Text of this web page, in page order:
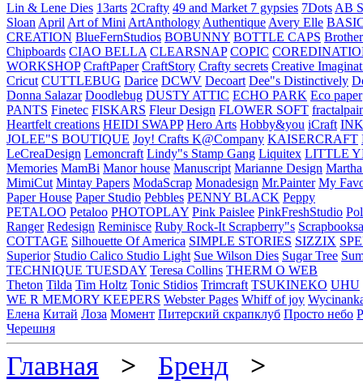
Lin & Lene Dies 13arts 2Crafty 49 and Market 7 gypsies 7Dots AB
Sloan April Art of Mini ArtAnthology Authentique Avery Elle
CREATION BlueFernStudios BOBUNNY BOTTLE CAPS Brother
Chipboards CIAO BELLA CLEARSNAP COPIC
WORKSHOP CraftPaper CraftStory Crafty secrets Creative
Cricut CUTTLEBUG Darice DCWV Decoart Dee"s Distinctively
Donna Salazar Doodlebug DUSTY ATTIC ECHO PARK Eco paper
PANTS Finetec FISKARS Fleur Design FLOWER SOFT
Heartfelt creations HEIDI SWAPP Hero Arts Hobby&you iCraft
JOLEE"S BOUTIQUE Joy! Crafts K@Company KAISERCRAFT
LeCreaDesign Lemoncraft Lindy"s Stamp Gang Liquitex LITTLE
Memories MamBi Manor house Manuscript Marianne Design
MimiCut Mintay Papers ModaScrap Monadesign Mr.Painter My
Paper House Paper Studio Pebbles PENNY BLACK Peppy
PETALOO Petaloo PHOTOPLAY Pink Paislee PinkFreshStudio
Ranger Redesign Reminisce Ruby Rock-It Scrapberry"s
COTTAGE Silhouette Of America SIMPLE STORIES SIZZIX
Superior Studio Calico Studio Light Sue Wilson Dies Sugar Tree
TECHNIQUE TUESDAY Teresa Collins THERM O WEB
Theton Tilda Tim Holtz Tonic Stidios Trimcraft TSUKINEKO UHU
WE R MEMORY KEEPERS Webster Pages Whiff of joy
Елена Китай Лоза Момент Питерский скрапклуб Просто небо
Черешня
Главная > Бренд >